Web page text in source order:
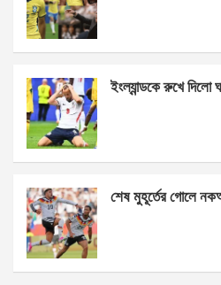
ইংল্যান্ডকে রুখে দিলো
শেষ মুহূর্তের গোলে